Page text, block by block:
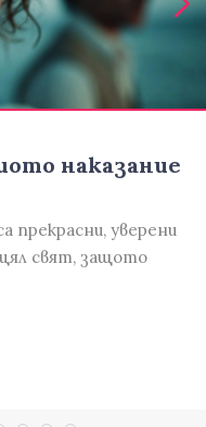
наказание
прекрасни, уверени
свят, защото